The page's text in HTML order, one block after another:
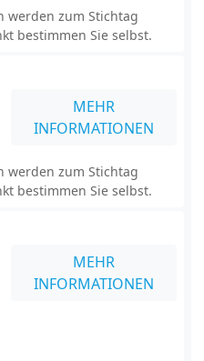
werden zum Stichtag
bestimmen Sie selbst.
MEHR
INFORMATIONEN
werden zum Stichtag
bestimmen Sie selbst.
MEHR
INFORMATIONEN